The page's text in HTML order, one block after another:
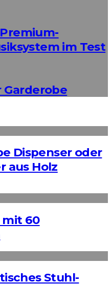
im Test
Dispenser oder
aus Holz
mit 60
Stuhl-